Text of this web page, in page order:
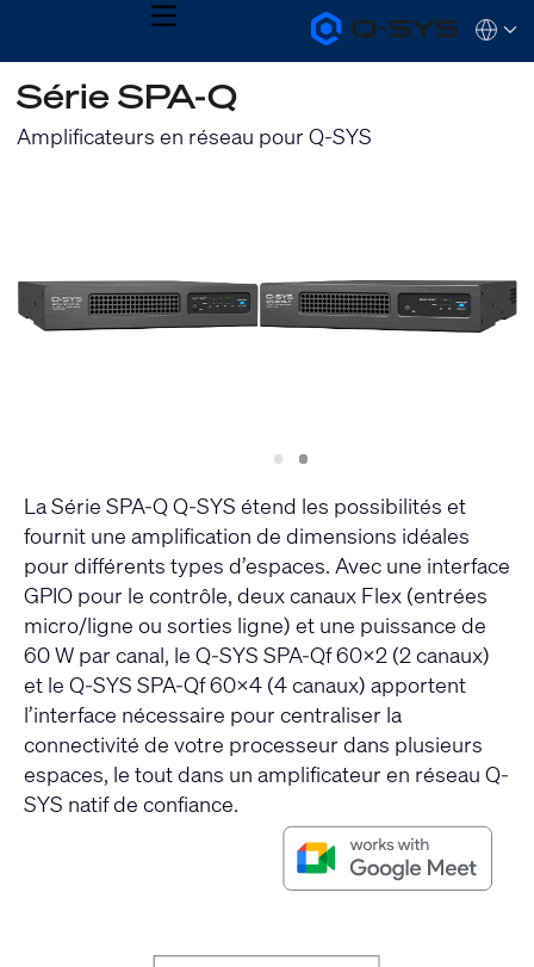
Q-
SYS
MENU
QSYS.com (English)
India (English)
Español
Série SPA-Q
Amplificateurs en réseau pour Q-SYS
Slide
1 Slide
2
La Série SPA-Q Q-SYS étend les possibilités et
fournit une amplification de dimensions idéales
pour différents types d’espaces. Avec une interface
GPIO pour le contrôle, deux canaux Flex (entrées
micro/ligne ou sorties ligne) et une puissance de
60 W par canal, le Q-SYS SPA-Qf 60x2 (2 canaux)
et le Q-SYS SPA-Qf 60x4 (4 canaux) apportent
l’interface nécessaire pour centraliser la
connectivité de votre processeur dans plusieurs
espaces, le tout dans un amplificateur en réseau Q-
SYS natif de confiance.